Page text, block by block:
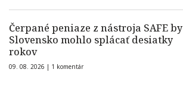
Čerpané peniaze z nástroja SAFE by
Slovensko mohlo splácať desiatky
rokov
09. 08. 2026 | 1 komentár